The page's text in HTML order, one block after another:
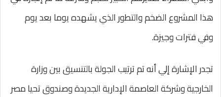
هذا المشروع الضخم والتطور الذي يشهده يوما بعد يوم
وفي فترات وجيزة.
تجدر الإشارة إلي أنه تم ترتيب الجولة بالتنسيق بين وزارة
الخارجية وشركة العاصمة الإدارية الجديدة وصندوق تحيا مصر